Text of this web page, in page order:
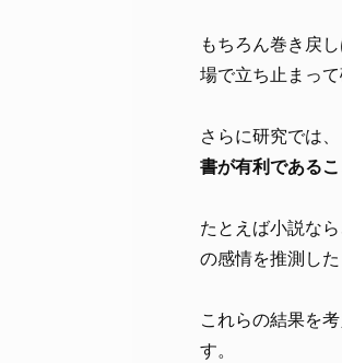
もちろん巻き戻
場で立ち止まっ
さらに研究では、
書が有利であるこ
たとえば小説な
の感情を推測した
これらの結果を
す。